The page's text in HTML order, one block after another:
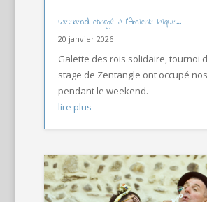
Weekend chargé à l’Amicale laïque…
20 janvier 2026
Galette des rois solidaire, tournoi
stage de Zentangle ont occupé
pendant le weekend.
lire plus